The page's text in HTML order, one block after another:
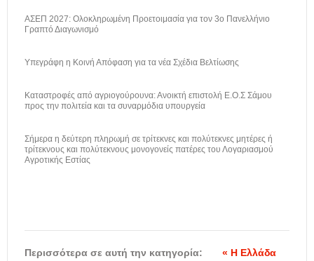
ΑΣΕΠ 2027: Ολοκληρωμένη Προετοιμασία για τον 3ο Πανελλήνιο
Γραπτό Διαγωνισμό
Υπεγράφη η Κοινή Απόφαση για τα νέα Σχέδια Βελτίωσης
Καταστροφές από αγριογούρουνα: Ανοικτή επιστολή Ε.Ο.Σ Σάμου
προς την πολιτεία και τα συναρμόδια υπουργεία
Σήμερα η δεύτερη πληρωμή σε τρίτεκνες και πολύτεκνες μητέρες ή
τρίτεκνους και πολύτεκνους μονογονείς πατέρες του Λογαριασμού
Αγροτικής Εστίας
Περισσότερα σε αυτή την κατηγορία:
« Η Ελλάδα